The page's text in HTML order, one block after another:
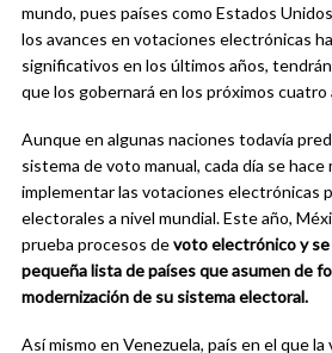
mundo, pues países como Estados
los avances en votaciones electrónicas
significativos en los últimos años,
que los gobernará en los próximos cuatro
Aunque en algunas naciones todavía
sistema de voto manual, cada día se
implementar las votaciones electrónicas
electorales a nivel mundial. Este año,
prueba procesos devoto electrónico y se
pequeña lista de países que asumen de
modernización de su sistema electoral.
Así mismo en Venezuela, país en el que